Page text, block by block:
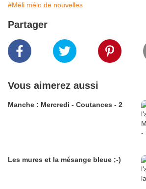
#Méli mélo de nouvelles
Partager
Vous aimerez aussi
Manche : Mercredi - Coutances - 2
Les mures et la mésange bleue ;-)